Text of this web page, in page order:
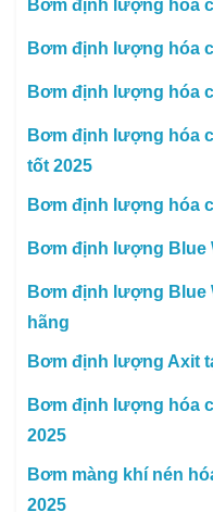
Bơm định lượng hóa
Bơm định lượng hóa
Bơm định lượng hóa
Bơm định lượng hóa
tốt 2025
Bơm định lượng hóa
Bơm định lượng Blue
Bơm định lượng Blue
hãng
Bơm định lượng Axit
Bơm định lượng hóa
2025
Bơm màng khí nén
2025